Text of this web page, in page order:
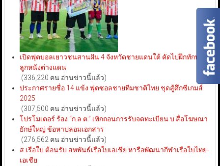
เปิดฟุตบอลเยาวชนสานฝัน 4 จังหวัดชายแดนใต้ คัดไปฝึกทักษะ
ลูกหนังต่างแดน
(336,220 คน อ่านข่าวนี้แล้ว)
ประกาศรายชื่อ 14 แข้ง ฟุตซอลชายทีมชาติไทย ชุดสู้ศึกซีเกมส์
2025
(307,500 คน อ่านข่าวนี้แล้ว)
โปรโมเตอร์ ร้อง “ก.ล.ต.” เพิกถอนการรับจดทะเบียน บ.สื่อโฆษณา
ยักษ์ใหญ่ ข้อหาปลอมเอกสาร
(276,562 คน อ่านข่าวนี้แล้ว)
ส.เรือใบ ต้อนรับ สหพันธ์เรือใบเอเชีย หารือพัฒนากีฬาเรือใบไทย-
เอเชีย